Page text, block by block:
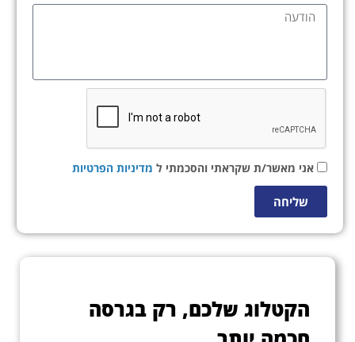
אני מאשר/ת שקראתי והסכמתי ל מדיניות הפרטיות
שליחה
הקטלוג שלכם, רק בגרסה